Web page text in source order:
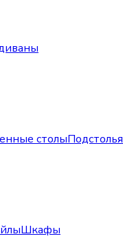
столыПодстолья
Шкафы